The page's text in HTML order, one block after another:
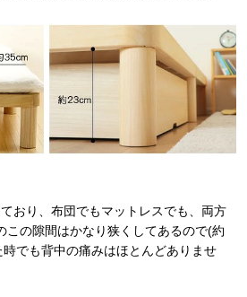
おり、布団でもマットレスでも、両方
この隙間はかなり狭くしてあるので(約
でも背中の痛みはほとんどありませ